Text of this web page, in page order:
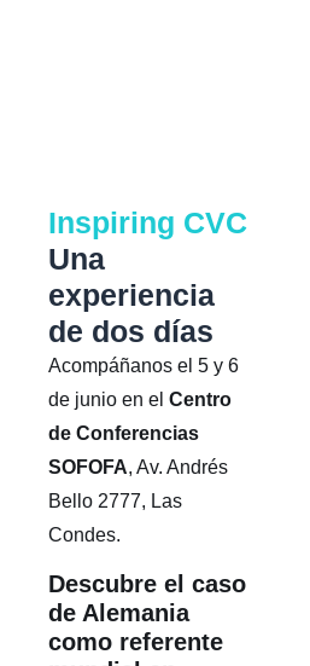
Inspiring CVC
Una
experiencia
de dos días
Acompáñanos el 5 y 6
de junio en el Centro
de Conferencias
SOFOFA, Av. Andrés
Bello 2777, Las
Condes.
Descubre el caso
de Alemania
como referente